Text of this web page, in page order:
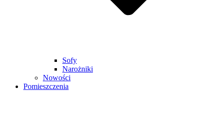
Sofy
Narożniki
Nowości
Pomieszczenia